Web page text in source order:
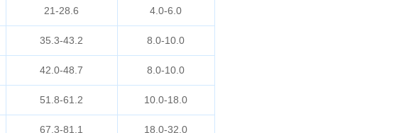
21-28.6 4.0-6.0
35.3-43.2 8.0-10.0
42.0-48.7 8.0-10.0
51.8-61.2 10.0-18.0
67.3-81.1 18.0-32.0